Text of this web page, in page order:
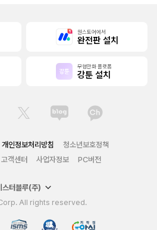
원스토어에서
완전판 설치
무협만화 플랫폼
강툰 설치
개인정보처리방침
청소년보호정책
고객센터 사업자정보 PC버전
스터블루(주)
All rights reserved.